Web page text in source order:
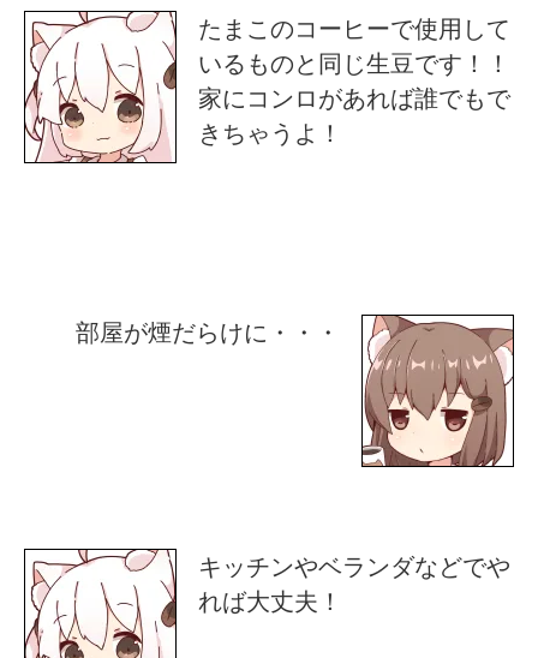
たまこのコーヒーで使用して
いるものと同じ生豆です！！
家にコンロがあれば誰でもで
きちゃうよ！
部屋が煙だらけに・・・
キッチンやベランダなどでや
れば大丈夫！